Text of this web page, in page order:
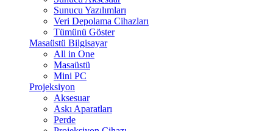
Sunucu Yazılımları
Veri Depolama Cihazları
Tümünü Göster
Masaüstü Bilgisayar
All in One
Masaüstü
Mini PC
Projeksiyon
Aksesuar
Askı Aparatları
Perde